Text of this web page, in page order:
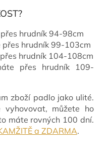
hrudník 94-98cm
hrudník 99-103cm
hrudník 104-108cm
přes hrudník 109-
zboží padlo jako ulité.
vyhovovat, můžete ho
máte rovných 100 dní.
a ZDARMA.